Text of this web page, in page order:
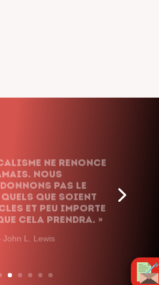
Nous
pas le
quels que soient
et peu importe
cela prendra. »